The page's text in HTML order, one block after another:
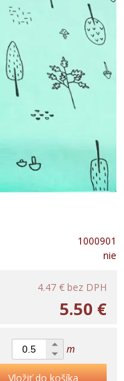
1000901
nie
4.47 € bez DPH
5.50 €
m
Vložiť do košíka